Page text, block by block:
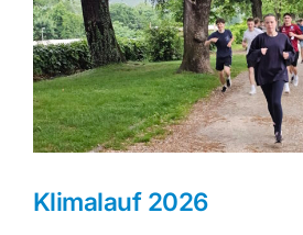
Klimalauf 2026